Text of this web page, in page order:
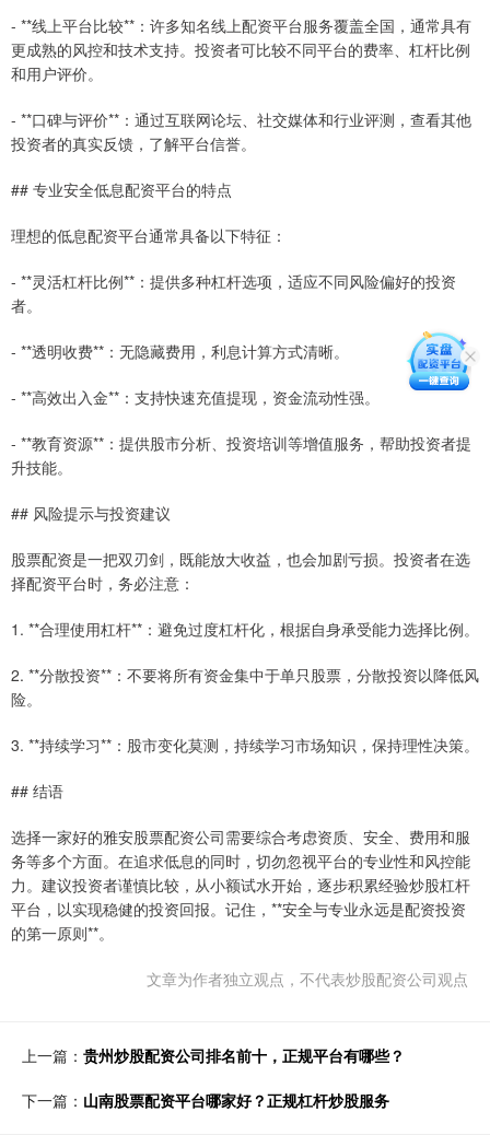
- **线上平台比较**：许多知名线上配资平台服务覆盖全国，通常具有
更成熟的风控和技术支持。投资者可比较不同平台的费率、杠杆比例
和用户评价。
- **口碑与评价**：通过互联网论坛、社交媒体和行业评测，查看其他
投资者的真实反馈，了解平台信誉。
## 专业安全低息配资平台的特点
理想的低息配资平台通常具备以下特征：
- **灵活杠杆比例**：提供多种杠杆选项，适应不同风险偏好的投资
者。
- **透明收费**：无隐藏费用，利息计算方式清晰。
- **高效出入金**：支持快速充值提现，资金流动性强。
- **教育资源**：提供股市分析、投资培训等增值服务，帮助投资者提
升技能。
## 风险提示与投资建议
股票配资是一把双刃剑，既能放大收益，也会加剧亏损。投资者在选
择配资平台时，务必注意：
1. **合理使用杠杆**：避免过度杠杆化，根据自身承受能力选择比例。
2. **分散投资**：不要将所有资金集中于单只股票，分散投资以降低风
险。
3. **持续学习**：股市变化莫测，持续学习市场知识，保持理性决策。
## 结语
选择一家好的雅安股票配资公司需要综合考虑资质、安全、费用和服
务等多个方面。在追求低息的同时，切勿忽视平台的专业性和风控能
力。建议投资者谨慎比较，从小额试水开始，逐步积累经验炒股杠杆
平台，以实现稳健的投资回报。记住，**安全与专业永远是配资投资
的第一原则**。
文章为作者独立观点，不代表炒股配资公司观点
上一篇： 贵州炒股配资公司排名前十，正规平台有哪些？
下一篇： 山南股票配资平台哪家好？正规杠杆炒股服务